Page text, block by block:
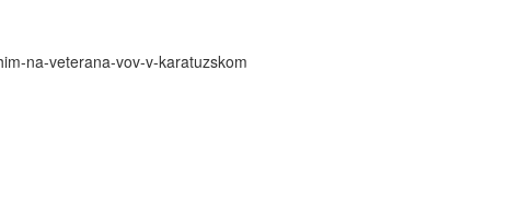
na-veterana-vov-v-karatuzskom